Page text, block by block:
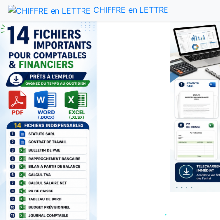
CHIFFRE en LETTRE